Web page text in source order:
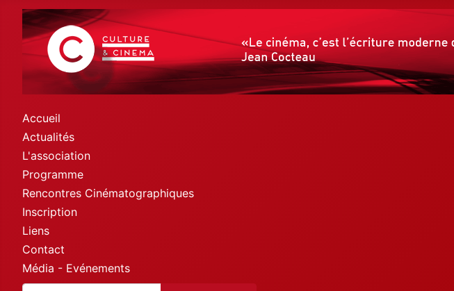
Accueil
Actualités
L'association
Programme
Rencontres Cinématographiques
Inscription
Liens
Contact
Média - Evénements